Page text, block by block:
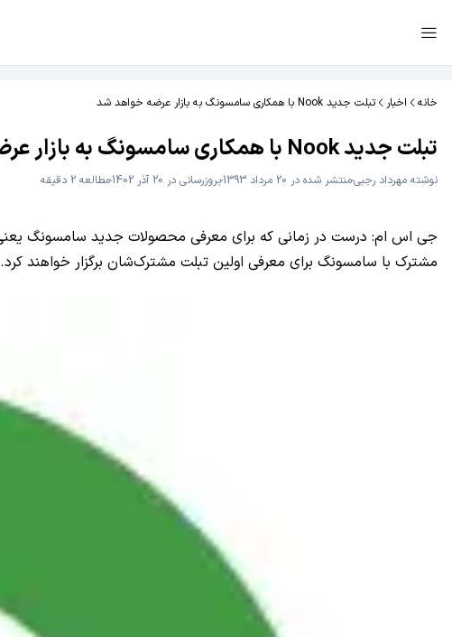
خانه اخبار تبلت جدید Nook با همکاری سامسونگ به بازار عرضه خواهد شد
تبلت جدید Nook با همکاری سامسونگ به بازار عرضه خواهد شد
نوشته مهرداد رجبیمنتشر شده در 20 مرداد 1393 بروزرسانی در 20 آذر 1402
مطالعه 2 دقیقه
مشترک با سامسونگ برای معرفی اولین تبلت مشترک‌شان برگزار خواهند کرد.